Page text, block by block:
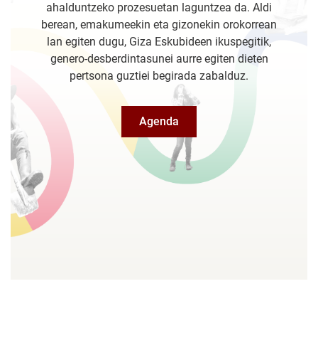
ahalduntzeko prozesuetan laguntzea da. Aldi
berean, emakumeekin eta gizonekin orokorrean
lan egiten dugu, Giza Eskubideen ikuspegitik,
genero-desberdintasunei aurre egiten dieten
pertsona guztiei begirada zabalduz.
Agenda